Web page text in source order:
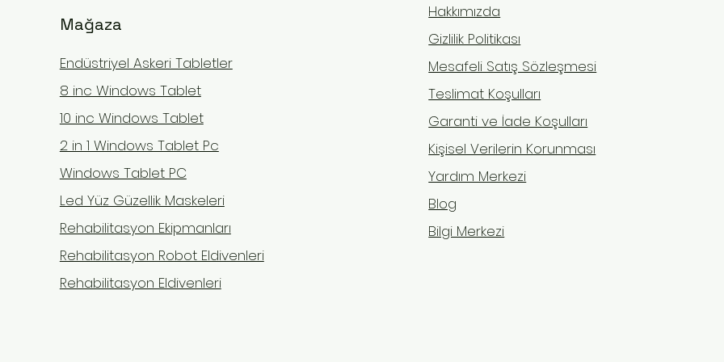
TENS mi EMS mi? Hangi
(Karşılaştırma)
TENS ve EMS, isimleri ve
görünüşleri birbirine benzeyen
ama amaçları farklı iki
elektroterapi cihazıdır. "Hangisini
Yatalak Hastada Kas Erimesini
hastalarda en sık karşılaşılan
5 üzerinden 0 yıldız
Mağaza
Endüstriyel Askeri Tabletler
8 inc Windows Tablet
10 inc Windows Tablet
2 in 1 Windows Tablet Pc
Windows Tablet PC
Led Yüz Güzellik Maskeleri
Rehabilitasyon Ekipmanları
Rehabilitasyon Robot Eldivenleri
Rehabilitasyon Eldivenleri
Hakkımızda
Gizlilik Politikası
Mesafeli Satış Sözleşmesi
Teslimat Koşulları
Garanti ve İade Koşulları
Kişisel Verilerin Korunması
Yardım Merkezi
Blog
Bilgi Merkezi